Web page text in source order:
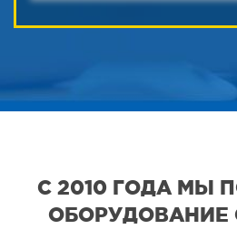
С 2010 ГОДА МЫ
ОБОРУДОВАНИЕ